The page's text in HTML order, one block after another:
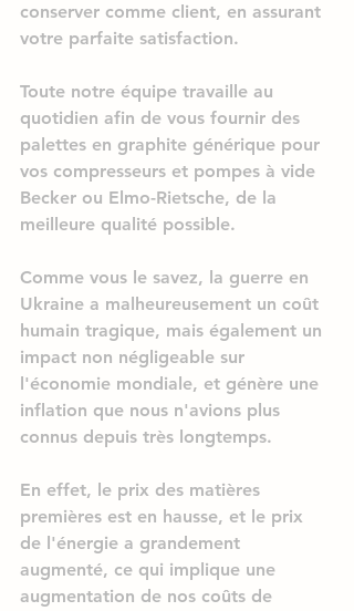
conserver comme client, en assurant
votre parfaite satisfaction.
Toute notre équipe travaille au
quotidien afin de vous fournir des
palettes en graphite générique pour
vos compresseurs et pompes à vide
Becker ou Elmo-Rietsche, de la
meilleure qualité possible.
Comme vous le savez, la guerre en
Ukraine a malheureusement un coût
humain tragique, mais également un
impact non négligeable sur
l'économie mondiale, et génère une
inflation que nous n'avions plus
connus depuis très longtemps.
En effet, le prix des matières
premières est en hausse, et le prix
de l'énergie a grandement
augmenté, ce qui implique une
augmentation de nos coûts de